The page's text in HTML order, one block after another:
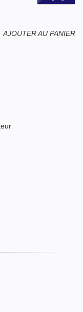
AJOUTER AU PANIER